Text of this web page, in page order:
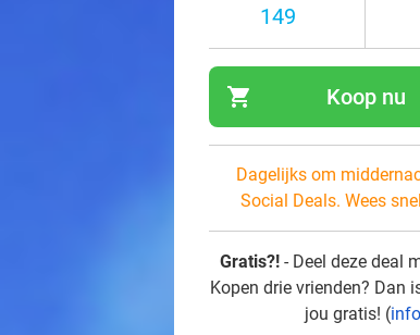
149
shopping_cart Koop nu
Dagelijks om
Social Deals. Wees
Gratis?! - Deel deze deal
Kopen drie vrienden? Dan
jou gratis! (info